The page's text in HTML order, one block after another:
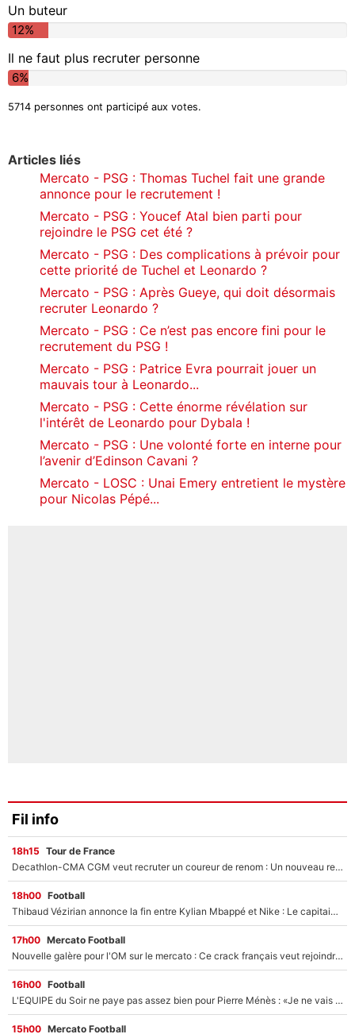
Un buteur
12%
Il ne faut plus recruter personne
6%
5714 personnes ont participé aux votes.
Articles liés
Mercato - PSG : Thomas Tuchel fait une grande
annonce pour le recrutement !
Mercato - PSG : Youcef Atal bien parti pour
rejoindre le PSG cet été ?
Mercato - PSG : Des complications à prévoir pour
cette priorité de Tuchel et Leonardo ?
Mercato - PSG : Après Gueye, qui doit désormais
recruter Leonardo ?
Mercato - PSG : Ce n’est pas encore fini pour le
recrutement du PSG !
Mercato - PSG : Patrice Evra pourrait jouer un
mauvais tour à Leonardo...
Mercato - PSG : Cette énorme révélation sur
l'intérêt de Leonardo pour Dybala !
Mercato - PSG : Une volonté forte en interne pour
l’avenir d’Edinson Cavani ?
Mercato - LOSC : Unai Emery entretient le mystère
pour Nicolas Pépé...
Fil info
18h15 Tour de France
Decathlon-CMA CGM veut recruter un coureur de renom : Un nouveau renfort important arrive pour Paul Seixas ?
18h00 Football
Thibaud Vézirian annonce la fin entre Kylian Mbappé et Nike : Le capitaine de l'équipe de France lui répond sur Instagram !
17h00 Mercato Football
Nouvelle galère pour l'OM sur le mercato : Ce crack français veut rejoindre le PSG, il a déjà donné son accord pour signer à Paris !
16h00 Football
L'EQUIPE du Soir ne paye pas assez bien pour Pierre Ménès : «Je ne vais pas m’user la santé pour gagner 200 ou 300€»
15h00 Mercato Football